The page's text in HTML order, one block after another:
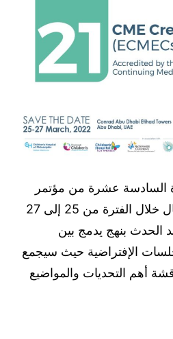
السادسة عشرة من مؤتمر
صحة الدولي لطب الأطفال خلال الفترة من 25 إلى 27
الحدث بنهج يدمج بين
الإفتراضية حيث سيجمع
أهم التحديات والمواضيع